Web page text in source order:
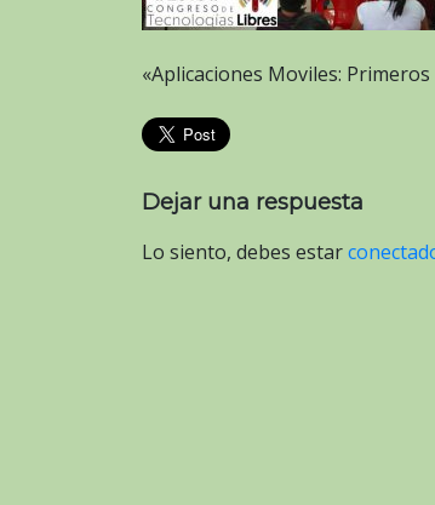
«Aplicaciones Moviles:
Dejar una respuesta
Lo siento, debes estar